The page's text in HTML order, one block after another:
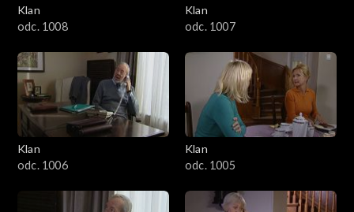
Klan
odc. 1008
Klan
odc. 1007
Klan
odc. 1006
Klan
odc. 1005